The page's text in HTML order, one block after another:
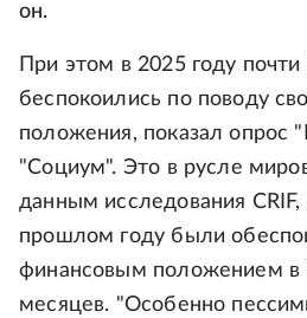
он.
При этом в 2025 году почти
беспокоились по поводу
положения, показал опрос
"Социум". Это в русле
данным исследования
прошлом году были
финансовым положением
месяцев. "Особенно